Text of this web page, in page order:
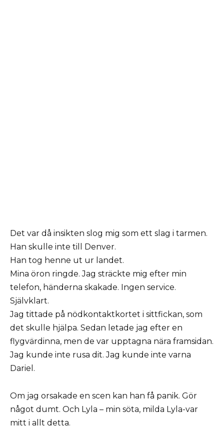
Det var då insikten slog mig som ett slag i tarmen.
Han skulle inte till Denver.
Han tog henne ut ur landet.
Mina öron ringde. Jag sträckte mig efter min
telefon, händerna skakade. Ingen service.
Självklart.
Jag tittade på nödkontaktkortet i sittfickan, som
det skulle hjälpa. Sedan letade jag efter en
flygvärdinna, men de var upptagna nära framsidan.
Jag kunde inte rusa dit. Jag kunde inte varna
Dariel.
Om jag orsakade en scen kan han få panik. Gör
något dumt. Och Lyla – min söta, milda Lyla-var
mitt i allt detta.